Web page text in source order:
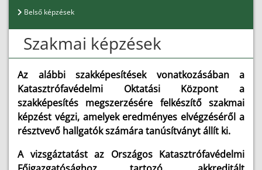
Belső képzések
Szakmai képzések
Az alábbi szakképesítések vonatkozásában a
Katasztrófavédelmi Oktatási Központ a
szakképesítés megszerzésére felkészítő szakmai
képzést végzi, amelyek eredményes elvégzéséről a
résztvevő hallgatók számára tanúsítványt állít ki.
A vizsgáztatást az Országos Katasztrófavédelmi